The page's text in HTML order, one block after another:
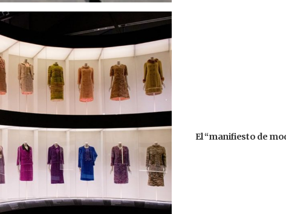
El “manifiesto de